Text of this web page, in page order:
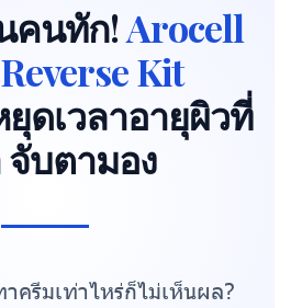
คนทัก!Arocell
Kit
ดเวลาอายุผิวที่
บตามอง
ครีมเท่าไหร่ก็ไม่เห็นผล?